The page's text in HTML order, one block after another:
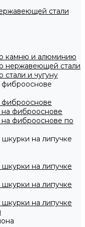
стали
камню и алюминию
нержавеющей стали
и чугуну
фиброоснове
фиброоснове по
на липучке
на липучке
на липучке
на липучке